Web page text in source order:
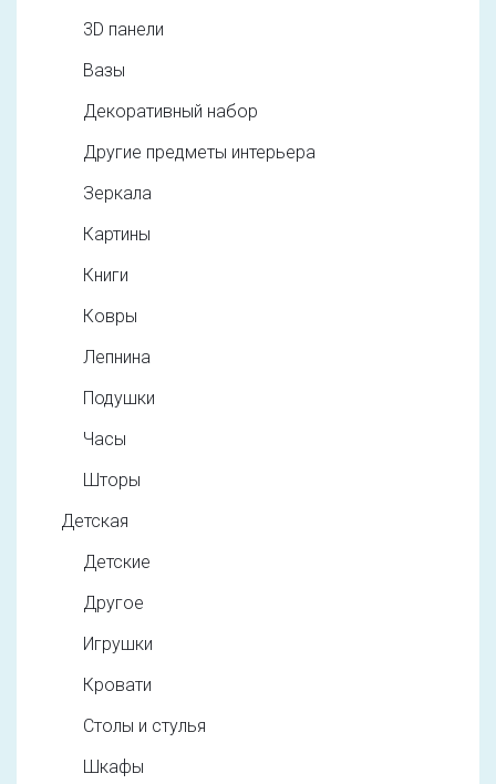
3D панели
Вазы
Декоративный набор
Другие предметы интерьера
Зеркала
Картины
Книги
Ковры
Лепнина
Подушки
Часы
Шторы
Детская
Детские
Другое
Игрушки
Кровати
Столы и стулья
Шкафы